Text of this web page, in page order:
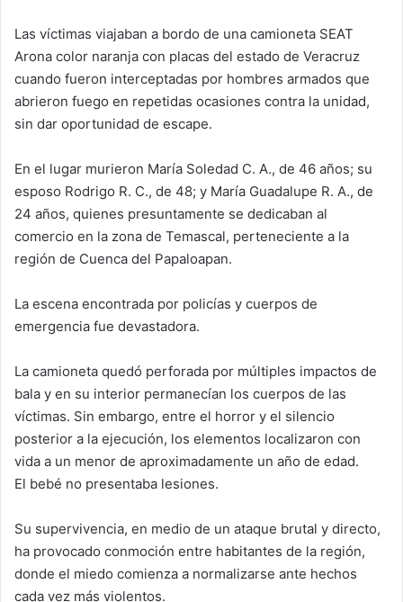
Las víctimas viajaban a bordo de una camioneta SEAT
Arona color naranja con placas del estado de Veracruz
cuando fueron interceptadas por hombres armados que
abrieron fuego en repetidas ocasiones contra la unidad,
sin dar oportunidad de escape.
En el lugar murieron María Soledad C. A., de 46 años; su
esposo Rodrigo R. C., de 48; y María Guadalupe R. A., de
24 años, quienes presuntamente se dedicaban al
comercio en la zona de Temascal, perteneciente a la
región de Cuenca del Papaloapan.
La escena encontrada por policías y cuerpos de
emergencia fue devastadora.
La camioneta quedó perforada por múltiples impactos de
bala y en su interior permanecían los cuerpos de las
víctimas. Sin embargo, entre el horror y el silencio
posterior a la ejecución, los elementos localizaron con
vida a un menor de aproximadamente un año de edad.
El bebé no presentaba lesiones.
Su supervivencia, en medio de un ataque brutal y directo,
ha provocado conmoción entre habitantes de la región,
donde el miedo comienza a normalizarse ante hechos
cada vez más violentos.